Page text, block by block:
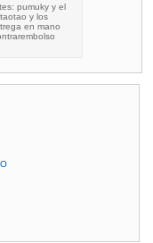
pumuky y el
y los
en mano